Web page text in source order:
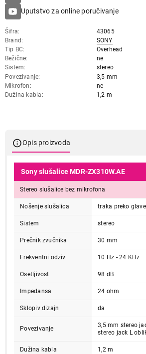
Uputstvo za online poručivanje
Šifra
43065
Brand
SONY
Tip BC
Overhead
Bežične
ne
Sistem
stereo
Povezivanje
3,5 mm
Mikrofon
ne
Dužina kabla
1,2 m
Opis proizvoda
Sony slušalice MDR-ZX310W.AE
Stereo slušalice bez mikrofona
Nošenje slušalica traka preko glave
Sistem stereo
Prečnik zvučnika 30 mm
Frekventni odziv 10 Hz - 24 KHz
Osetljivost 98 dB
Impedansa 24 ohm
Sklopiv dizajn da
Povezivanje
3,5 mm stereo
stereo jack L
Dužina kabla 1,2 m